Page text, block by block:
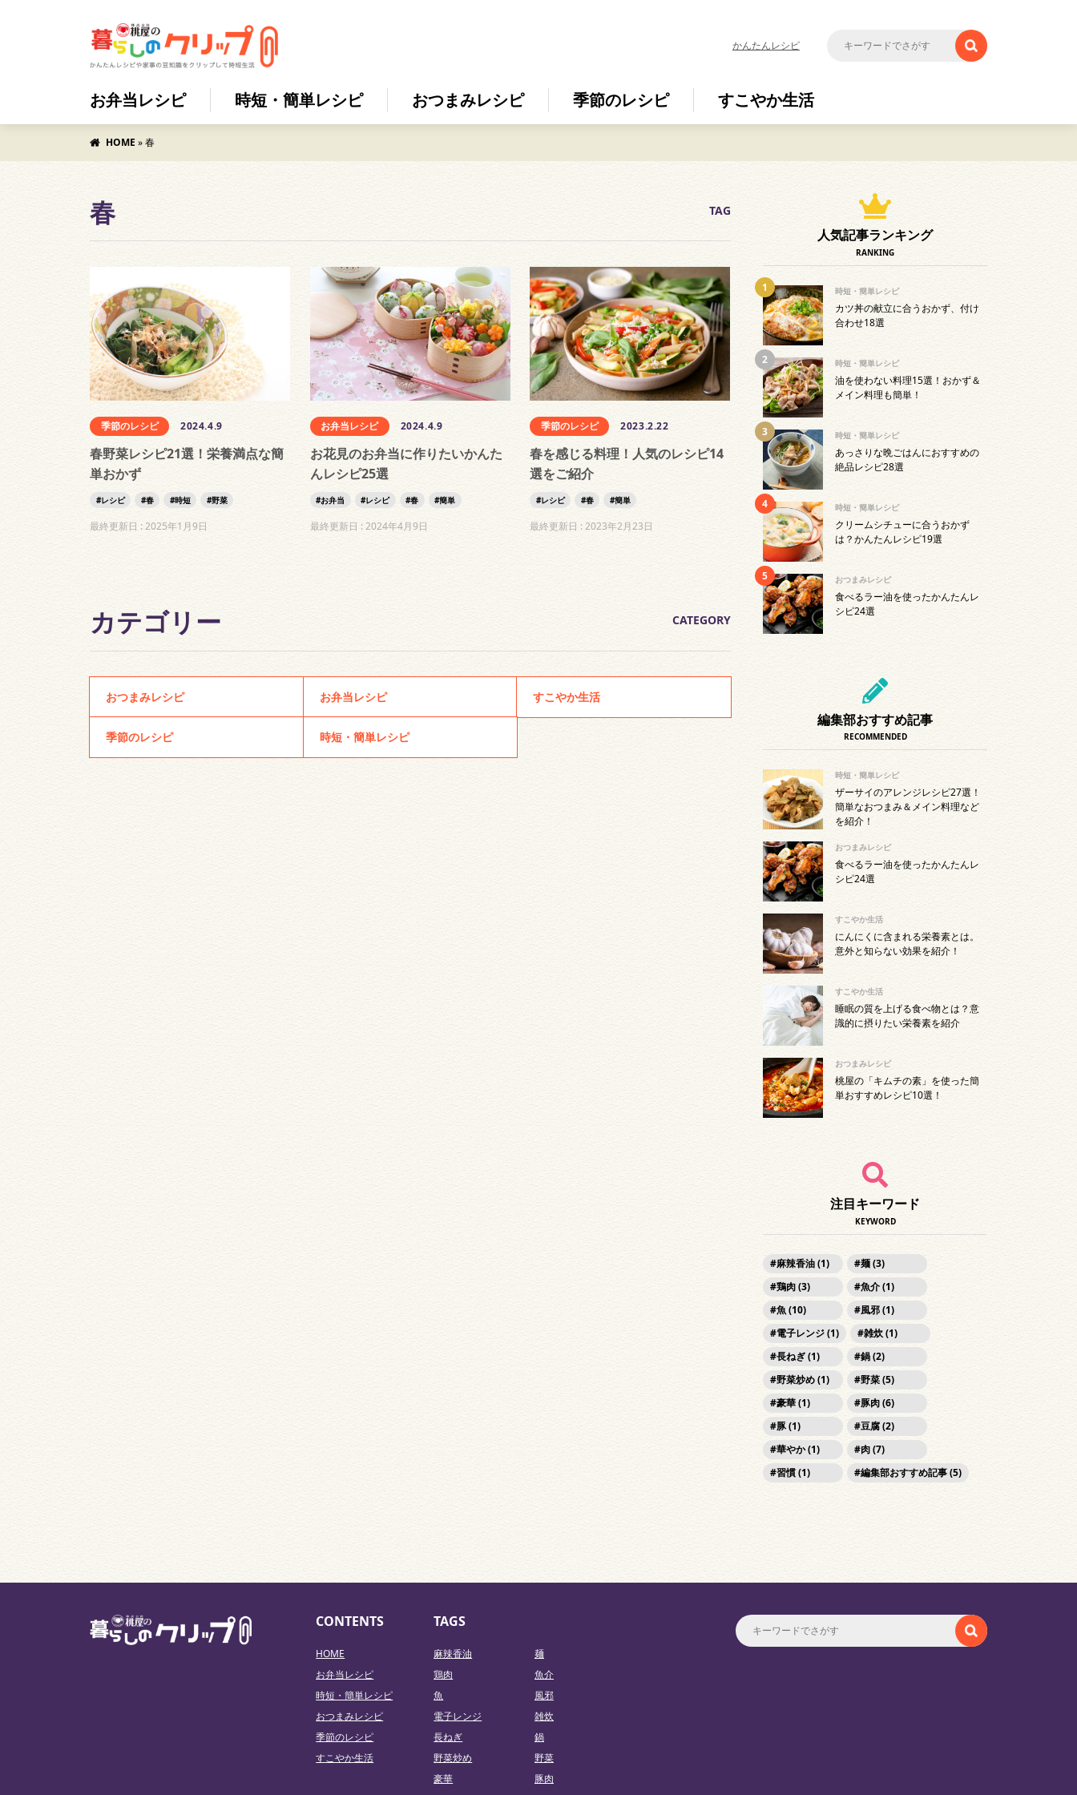
かんたんレシピ
お弁当レシピ 時短・簡単レシピ おつまみレシピ 季節のレシピ すこやか生活
HOME »春
春 TAG
季節のレシピ 2024.4.9
春野菜レシピ21選！栄養満点な簡
単おかず
レシピ 春 時短 野菜
最終更新日 : 2025年1月9日
お弁当レシピ 2024.4.9
お花見のお弁当に作りたいかんた
んレシピ25選
お弁当 レシピ 春 簡単
最終更新日 : 2024年4月9日
季節のレシピ 2023.2.22
春を感じる料理！人気のレシピ14
選をご紹介
レシピ 春 簡単
最終更新日 :2023年2月23日
カテゴリー CATEGORY
おつまみレシピ お弁当レシピ すこやか生活
季節のレシピ 時短・簡単レシピ
人気記事ランキング
RANKING
時短・簡単レシピ
カツ丼の献立に合うおかず、付け
合わせ18選
時短・簡単レシピ
油を使わない料理15選！おかず＆
メイン料理も簡単！
時短・簡単レシピ
あっさりな晩ごはんにおすすめの
絶品レシピ28選
時短・簡単レシピ
クリームシチューに合うおかず
は？かんたんレシピ19選
おつまみレシピ
食べるラー油を使ったかんたんレ
シピ24選
編集部おすすめ記事
RECOMMENDED
時短・簡単レシピ
ザーサイのアレンジレシピ27選！
簡単なおつまみ＆メイン料理など
を紹介！
おつまみレシピ
食べるラー油を使ったかんたんレ
シピ24選
すこやか生活
にんにくに含まれる栄養素とは。
意外と知らない効果を紹介！
すこやか生活
睡眠の質を上げる食べ物とは？意
識的に摂りたい栄養素を紹介
おつまみレシピ
桃屋の「キムチの素」を使った簡
単おすすめレシピ10選！
注目キーワード
KEYWORD
麻辣香油 (1)
麺 (3)
鶏肉 (3)
魚介 (1)
魚 (10)
風邪 (1)
電子レンジ (1)
雑炊 (1)
長ねぎ (1)
鍋 (2)
野菜炒め (1)
野菜 (5)
豪華 (1)
豚肉 (6)
豚 (1)
豆腐 (2)
華やか (1)
肉 (7)
習慣 (1)
編集部おすすめ記事 (5)
CONTENTS
HOME
お弁当レシピ
時短・簡単レシピ
おつまみレシピ
季節のレシピ
すこやか生活
TAGS
麻辣香油
麺
鶏肉
魚介
魚
風邪
電子レンジ
雑炊
長ねぎ
鍋
野菜炒め
野菜
豪華
豚肉